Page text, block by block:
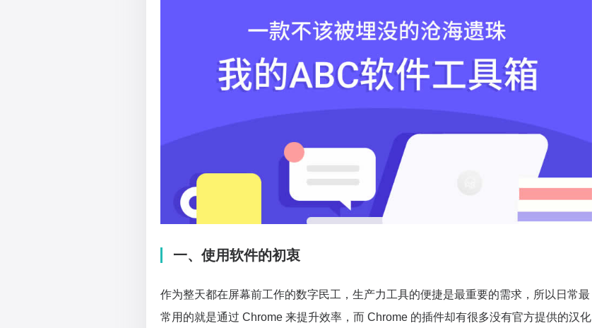
一、使用软件的初衷
作为整天都在屏幕前工作的数字民工，生产力工具的便捷是最重要的需求，所以日常最
常用的就是通过 Chrome 来提升效率，而 Chrome 的插件却有很多没有官方提供的汉化